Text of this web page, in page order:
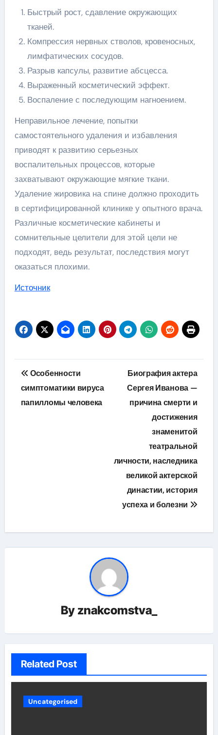
Быстрый рост, сдавление окружающих
тканей.
Компрессия нервных стволов, кровеносных,
лимфатических сосудов.
Разрыв капсулы, развитие абсцесса.
Выраженный косметический эффект.
Воспаление с последующим нагноением.
Неправильное лечение, попытки
самостоятельного удаления и избавления
приводят к развитию серьезных
воспалительных процессов, которые
захватывают окружающие мягкие ткани.
Удаление жировика на спине должно проходить
в сертифицированной клинике у опытного врача.
Различные косметические кабинеты и
сомнительные целители для этой цели не
подходят, ведь результат, последствия могут
оказаться плохими.
Источник
Навигация
по
записям
Особенности
симптоматики вируса
папилломы человека
Биография актера
Сергея Иванова —
причина смерти и
достижения
знаменитой
театральной
личности, наследника
великой актерской
династии, история
успеха и болезни
By znakcomstva_
Related Post
Uncategorised